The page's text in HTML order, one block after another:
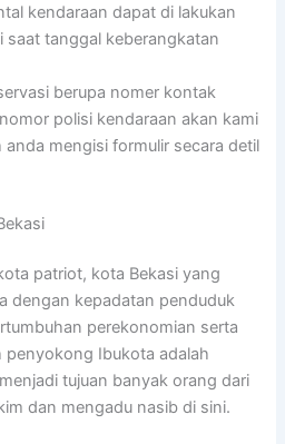
kendaraan dapat di lakukan
saat tanggal keberangkatan
berupa nomer kontak
polisi kendaraan akan kami
anda mengisi formulir secara detil
patriot, kota Bekasi yang
dengan kepadatan penduduk
perekonomian serta
penyokong Ibukota adalah
tujuan banyak orang dari
dan mengadu nasib di sini.